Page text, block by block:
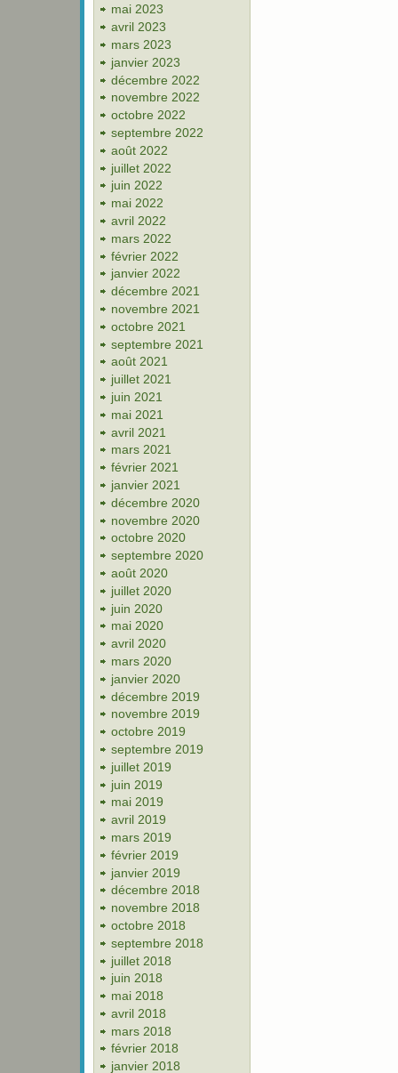
mai 2023
avril 2023
mars 2023
janvier 2023
décembre 2022
novembre 2022
octobre 2022
septembre 2022
août 2022
juillet 2022
juin 2022
mai 2022
avril 2022
mars 2022
février 2022
janvier 2022
décembre 2021
novembre 2021
octobre 2021
septembre 2021
août 2021
juillet 2021
juin 2021
mai 2021
avril 2021
mars 2021
février 2021
janvier 2021
décembre 2020
novembre 2020
octobre 2020
septembre 2020
août 2020
juillet 2020
juin 2020
mai 2020
avril 2020
mars 2020
janvier 2020
décembre 2019
novembre 2019
octobre 2019
septembre 2019
juillet 2019
juin 2019
mai 2019
avril 2019
mars 2019
février 2019
janvier 2019
décembre 2018
novembre 2018
octobre 2018
septembre 2018
juillet 2018
juin 2018
mai 2018
avril 2018
mars 2018
février 2018
janvier 2018